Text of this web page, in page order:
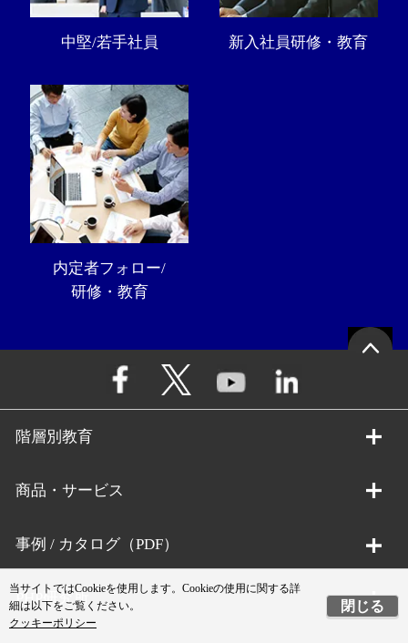
中堅/若手社員 新入社員研修・教育
内定者フォロー/
研修・教育
階層別教育
商品・サービス
事例 / カタログ（PDF）
PHP研究所
当サイトではCookieを使用します。Cookieの使用に関する詳
細は以下をご覧ください。
クッキーポリシー
閉じる